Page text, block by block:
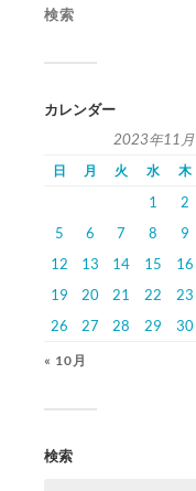
検索
カレンダー
2023年11月
日 月 火 水 木
1 2
5
6 7 8 9
12
13 14 15 16
19
20 21 22 23
26
27 28 29 30
« 10月
検索